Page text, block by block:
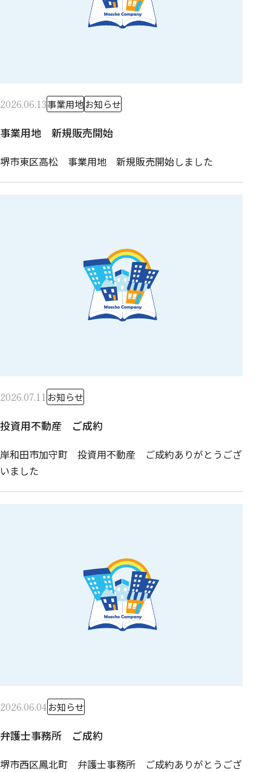
2026.06.13事業用地お知らせ
事業用地 新規販売開始
堺市東区高松 事業用地 新規販売開始しました
2026.07.11 お知らせ
投資用不動産 ご成約
岸和田市加守町 投資用不動産 ご成約ありがとうござ
いました
2026.06.04お知らせ
弁護士事務所 ご成約
堺市西区鳳北町 弁護士事務所 ご成約ありがとうござ